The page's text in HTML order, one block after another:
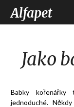
Alfapet
Jako
Babky
jednoduché.